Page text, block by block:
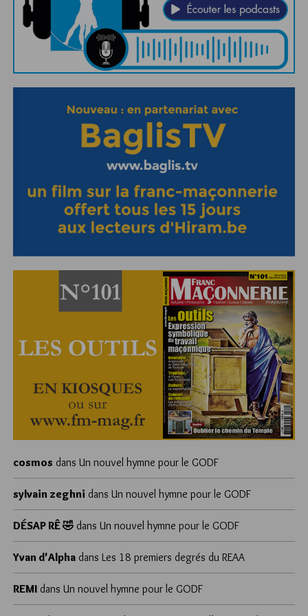
cosmos dans Un nouvel hymne pour le GODF
sylvain zeghni dans Un nouvel hymne pour le GODF
DÉSAP RÊ 🤣 dans Un nouvel hymne pour le GODF
Yvan d'Alpha dans Les 18 premiers degrés du REAA
REMI dans Un nouvel hymne pour le GODF